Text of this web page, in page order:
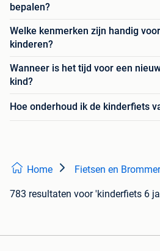
bepalen?
Welke kenmerken zijn handig
kinderen?
Wanneer is het tijd voor een
kind?
Hoe onderhoud ik de kinderfiets
Home Fietsen en
783 resultaten voor 'kinderfiets 6